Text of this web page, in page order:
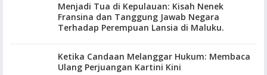
Menjadi Tua di Kepulauan: Kisah Nenek
Fransina dan Tanggung Jawab Negara
Terhadap Perempuan Lansia di Maluku.
Ketika Candaan Melanggar Hukum: Membaca
Ulang Perjuangan Kartini Kini